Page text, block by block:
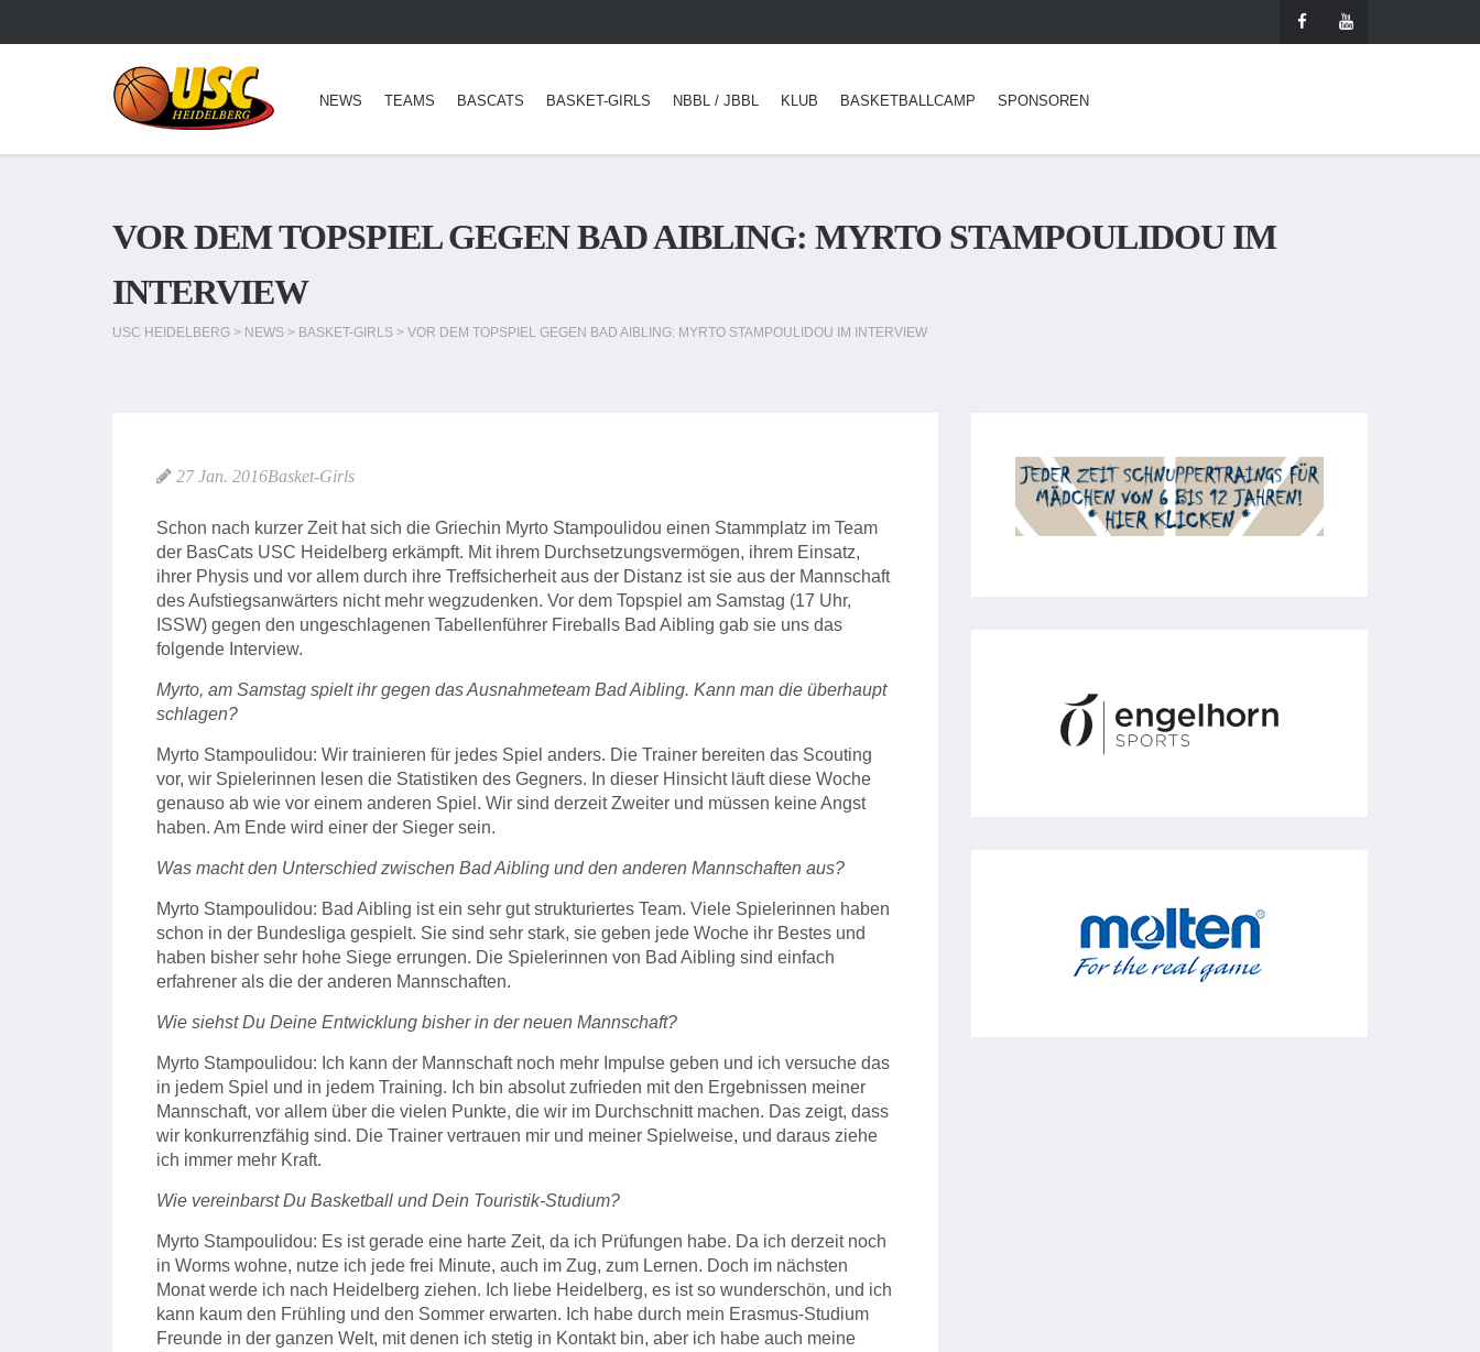
NEWS TEAMS BASCATS BASKET-GIRLS NBBL / JBBL KLUB BASKETBALLCAMP SPONSOREN
VOR DEM TOPSPIEL GEGEN BAD AIBLING: MYRTO STAMPOULIDOU IM
INTERVIEW
USC HEIDELBERG > NEWS > BASKET-GIRLS > VOR DEM TOPSPIEL GEGEN BAD AIBLING: MYRTO STAMPOULIDOU IM INTERVIEW
27 Jan. 2016Basket-Girls
Schon nach kurzer Zeit hat sich die Griechin Myrto Stampoulidou einen Stammplatz im Team
der BasCats USC Heidelberg erkämpft. Mit ihrem Durchsetzungsvermögen, ihrem Einsatz,
ihrer Physis und vor allem durch ihre Treffsicherheit aus der Distanz ist sie aus der Mannschaft
des Aufstiegsanwärters nicht mehr wegzudenken. Vor dem Topspiel am Samstag (17 Uhr,
ISSW) gegen den ungeschlagenen Tabellenführer Fireballs Bad Aibling gab sie uns das
folgende Interview.
Myrto, am Samstag spielt ihr gegen das Ausnahmeteam Bad Aibling. Kann man die überhaupt
schlagen?
Myrto Stampoulidou: Wir trainieren für jedes Spiel anders. Die Trainer bereiten das Scouting
vor, wir Spielerinnen lesen die Statistiken des Gegners. In dieser Hinsicht läuft diese Woche
genauso ab wie vor einem anderen Spiel. Wir sind derzeit Zweiter und müssen keine Angst
haben. Am Ende wird einer der Sieger sein.
Was macht den Unterschied zwischen Bad Aibling und den anderen Mannschaften aus?
Myrto Stampoulidou: Bad Aibling ist ein sehr gut strukturiertes Team. Viele Spielerinnen haben
schon in der Bundesliga gespielt. Sie sind sehr stark, sie geben jede Woche ihr Bestes und
haben bisher sehr hohe Siege errungen. Die Spielerinnen von Bad Aibling sind einfach
erfahrener als die der anderen Mannschaften.
Wie siehst Du Deine Entwicklung bisher in der neuen Mannschaft?
Myrto Stampoulidou: Ich kann der Mannschaft noch mehr Impulse geben und ich versuche das
in jedem Spiel und in jedem Training. Ich bin absolut zufrieden mit den Ergebnissen meiner
Mannschaft, vor allem über die vielen Punkte, die wir im Durchschnitt machen. Das zeigt, dass
wir konkurrenzfähig sind. Die Trainer vertrauen mir und meiner Spielweise, und daraus ziehe
ich immer mehr Kraft.
Wie vereinbarst Du Basketball und Dein Touristik-Studium?
Myrto Stampoulidou: Es ist gerade eine harte Zeit, da ich Prüfungen habe. Da ich derzeit noch
in Worms wohne, nutze ich jede frei Minute, auch im Zug, zum Lernen. Doch im nächsten
Monat werde ich nach Heidelberg ziehen. Ich liebe Heidelberg, es ist so wunderschön, und ich
kann kaum den Frühling und den Sommer erwarten. Ich habe durch mein Erasmus-Studium
Freunde in der ganzen Welt, mit denen ich stetig in Kontakt bin, aber ich habe auch meine